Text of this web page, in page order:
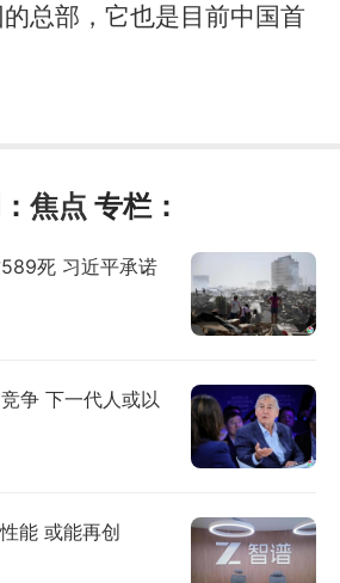
总部，它也是目前中国首
焦点 专栏：
死 习近平承诺
争 下一代人或以
能 或能再创